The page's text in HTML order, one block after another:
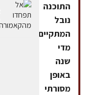
התוכנה
נובל
המתקיים
מדי
שנה
באופן
מסורתי